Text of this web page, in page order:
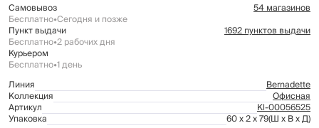
Самовывоз 54 магазинов
Бесплатно•Сегодня и позже
Пункт выдачи 1692 пунктов выдачи
Бесплатно•2 рабочих дня
Курьером
Бесплатно•1 день
Линия
Bernadette
Коллекция Офисная
Артикул Kl-00056525
Упаковка 60 x 2 x 79(Ш x В x Д)